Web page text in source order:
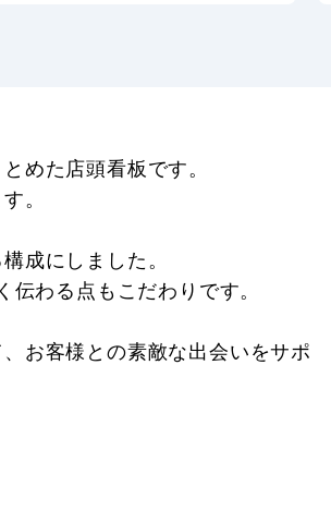
めた店頭看板です。
。
成にしました。
わる点もこだわりです。
お客様との素敵な出会いをサポ